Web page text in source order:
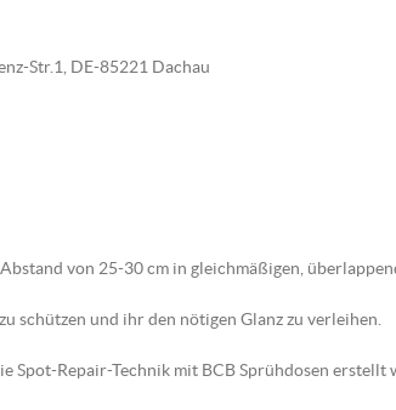
Str.1, DE-85221 Dachau
von 25-30 cm in gleichmäßigen,
schützen und ihr den nötigen Glanz zu verleihen.
Spot-Repair-Technik mit BCB Sprühdosen erstellt